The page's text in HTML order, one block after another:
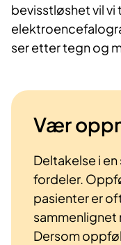
bevisstløshet vil vi
ser etter tegn og
Vær
Deltakelse i
fordeler.
pasienter er
Dersom